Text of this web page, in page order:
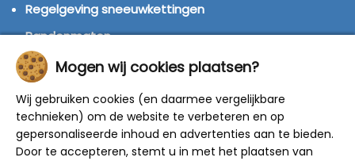
Regelgeving sneeuwkettingen
Bandenmaten
Montage handleidingen
Winterbanden
Mogen wij cookies plaatsen?
Wij gebruiken cookies (en daarmee vergelijkbare
technieken) om de website te verbeteren en op
gepersonaliseerde inhoud en advertenties aan te bieden.
Door te accepteren, stemt u in met het plaatsen van